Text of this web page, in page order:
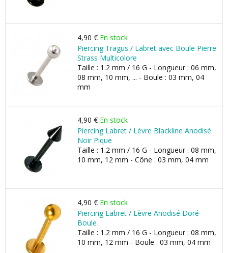
4,90 € En stock
Piercing Tragus / Labret avec Boule Pierre
Strass Multicolore
Taille : 1.2 mm / 16 G - Longueur : 06 mm,
08 mm, 10 mm, ... - Boule : 03 mm, 04
mm
4,90 € En stock
Piercing Labret / Lèvre Blackline Anodisé
Noir Pique
Taille : 1.2 mm / 16 G - Longueur : 08 mm,
10 mm, 12 mm - Cône : 03 mm, 04 mm
4,90 € En stock
Piercing Labret / Lèvre Anodisé Doré
Boule
Taille : 1.2 mm / 16 G - Longueur : 08 mm,
10 mm, 12 mm - Boule : 03 mm, 04 mm